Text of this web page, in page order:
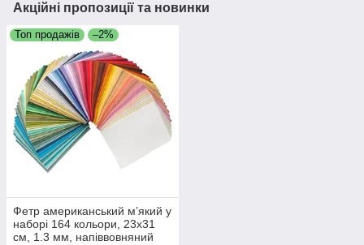
Акційні пропозиції та новинки
Топ продажів –2%
Фетр американський м’який у
наборі 164 кольори, 23х31
см, 1.3 мм, напіввовняний